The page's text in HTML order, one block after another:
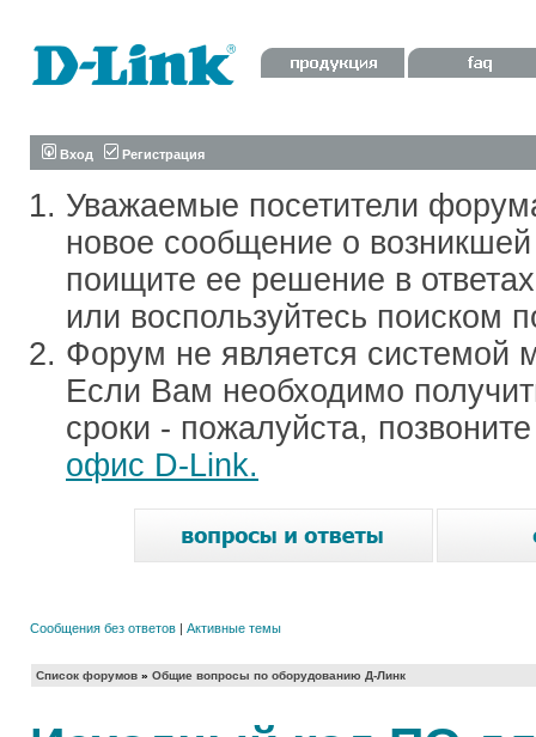
Вход Регистрация
Уважаемые посетители
новое сообщение о
поищите ее решение в
или воспользуйтесь поиском
Форум не является системой
Если Вам необходимо
сроки - пожалуйста,
офис D-Link.
Сообщения без ответов | Активные темы
Список форумов » Общие вопросы по оборудованию Д-Линк